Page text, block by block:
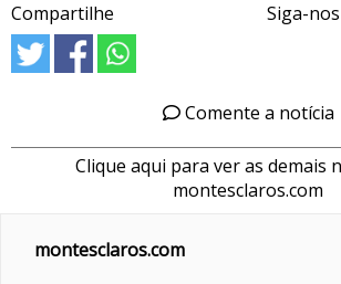
Compartilhe Siga-
Comente a notícia
Clique aqui para ver as demais
montesclaros.com
montesclaros.com